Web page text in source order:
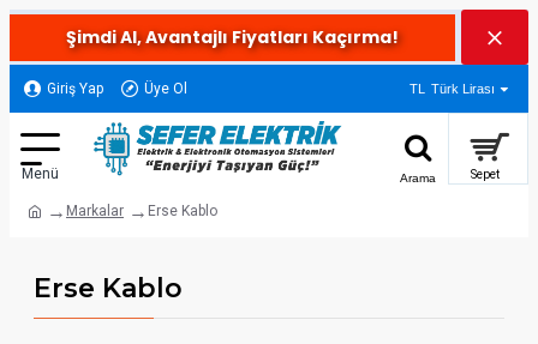
Şimdi Al, Avantajlı Fiyatları Kaçırma!
Giriş Yap Üye Ol TL Türk Lirası
Markalar Erse Kablo
Erse Kablo